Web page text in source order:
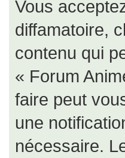
Vous
diffamatoire,
contenu qui
« Forum
faire peut
une
nécessaire.